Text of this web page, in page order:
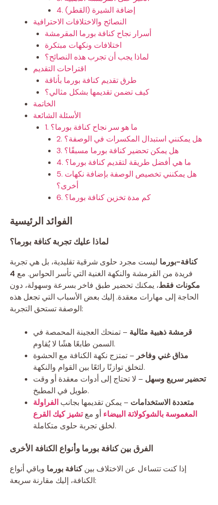
4. إضافة الشيرة (القطر)
النصائح والاختلافات الاحترافية
أسرار نجاح كنافة بورما المقرمشة
اختلافات ونكهات مبتكرة
لماذا يجب أن تجرب هذه النصائح؟
اقتراحات التقديم
طرق تقديم كنافة بورما بأناقة
كيف تضمن تقديمها بشكل مثالي؟
الخاتمة
الأسئلة الشائعة
1. ما هو سر نجاح كنافة بورما؟
2. هل يمكنني استبدال المكسرات في الوصفة؟
3. هل يمكن تحضير كنافة بورما مسبقًا؟
4. ما هي أفضل طريقة لتقديم كنافة بورما؟
5. هل يمكنني تخصيص الوصفة بإضافة نكهات
أخرى؟
6. كم مدة تخزين كنافة بورما؟
الفوائد الرئيسية
لماذا عليك تجربة كنافة بورما؟
كنافة-بورما ليست مجرد حلوى شرقية تقليدية، بل هي تجربة
فريدة من القرمشة والنكهة الغنية التي تأسر الحواس. مع 4
مكونات فقط، يمكنك تحضير طبق فاخر بسرعة وسهولة، دون
الحاجة إلى مهارات معقدة. إليك بعض الأسباب التي تجعل هذه
الوصفة تستحق التجربة:
قرمشة ذهبية مثالية – تمنحك العجينة المحمصة في
السمن طابعًا هشًا لا يُقاوم.
مذاق غني وفاخر – تمتزج نكهة الكنافة مع الحشوة
لتخلق توازنًا رائعًا بين القوام والنكهة.
تحضير سريع وسهل – لا تحتاج إلى أدوات معقدة أو وقت
طويل في المطبخ.
متعددة الاستخدامات – يمكن تقديمها بجانب الفراولة
المغموسة بالشوكولاتة البيضاء أو معتشيز كيك القرع
لخلق تجربة حلوى متكاملة.
الفرق بين كنافة بورما وأنواع الكنافة الأخرى
إذا كنت تتساءل عن الاختلاف بينكنافة بورما وباقي أنواع
الكنافة، إليك مقارنة سريعة: